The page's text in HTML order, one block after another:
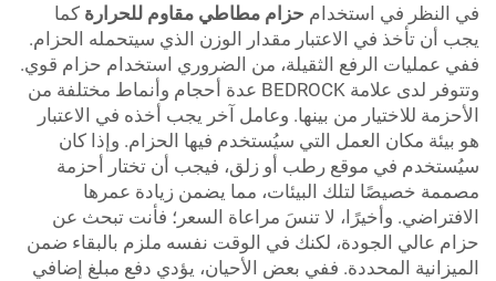
في النظر في استخدام حزام مطاطي مقاوم للحرارة كما
يجب أن تأخذ في الاعتبار مقدار الوزن الذي سيتحمله الحزام.
ففي عمليات الرفع الثقيلة، من الضروري استخدام حزام قوي.
وتتوفر لدى علامة BEDROCK عدة أحجام وأنماط مختلفة من
الأحزمة للاختيار من بينها. وعامل آخر يجب أخذه في الاعتبار
هو بيئة مكان العمل التي سيُستخدم فيها الحزام. وإذا كان
سيُستخدم في موقع رطب أو زلق، فيجب أن تختار أحزمة
مصممة خصيصًا لتلك البيئات، مما يضمن زيادة عمرها
الافتراضي. وأخيرًا، لا تنسَ مراعاة السعر؛ فأنت تبحث عن
حزام عالي الجودة، لكنك في الوقت نفسه ملزم بالبقاء ضمن
الميزانية المحددة. ففي بعض الأحيان، يؤدي دفع مبلغ إضافي